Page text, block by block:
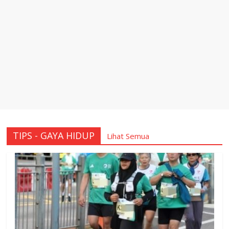
TIPS - GAYA HIDUP Lihat Semua